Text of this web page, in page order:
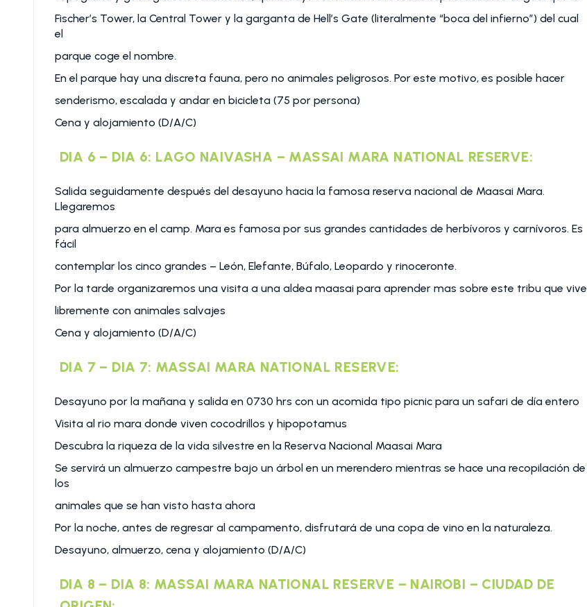
Fischer’s Tower, la Central Tower y la garganta de Hell’s Gate (literalmente “boca del infierno”) del cual
el
parque coge el nombre.
En el parque hay una discreta fauna, pero no animales peligrosos. Por este motivo, es posible hacer
senderismo, escalada y andar en bicicleta (75 por persona)
Cena y alojamiento (D/A/C)
DIA 6 – DIA 6: LAGO NAIVASHA – MASSAI MARA NATIONAL RESERVE:
Salida seguidamente después del desayuno hacia la famosa reserva nacional de Maasai Mara.
Llegaremos
para almuerzo en el camp. Mara es famosa por sus grandes cantidades de herbívoros y carnívoros. Es
fácil
contemplar los cinco grandes – León, Elefante, Búfalo, Leopardo y rinoceronte.
Por la tarde organizaremos una visita a una aldea maasai para aprender mas sobre este tribu que vive
libremente con animales salvajes
Cena y alojamiento (D/A/C)
DIA 7 – DIA 7: MASSAI MARA NATIONAL RESERVE:
Desayuno por la mañana y salida en 0730 hrs con un acomida tipo picnic para un safari de día entero
Visita al rio mara donde viven cocodrillos y hipopotamus
Descubra la riqueza de la vida silvestre en la Reserva Nacional Maasai Mara
Se servirá un almuerzo campestre bajo un árbol en un merendero mientras se hace una recopilación de
los
animales que se han visto hasta ahora
Por la noche, antes de regresar al campamento, disfrutará de una copa de vino en la naturaleza.
Desayuno, almuerzo, cena y alojamiento (D/A/C)
DIA 8 – DIA 8: MASSAI MARA NATIONAL RESERVE – NAIROBI – CIUDAD DE